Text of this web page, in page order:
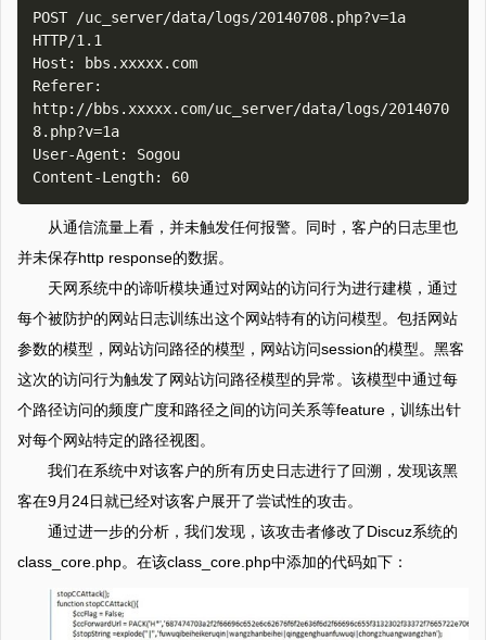
POST /uc_server/data/logs/20140708.php?v=1a
HTTP/1.1
Host: bbs.xxxxx.com
Referer:
http://bbs.xxxxx.com/uc_server/data/logs/2014070
8.php?v=1a
User-Agent: Sogou
从通信流量上看，并未触发任何报警。同时，客户的日志里也
并未保存http response的数据。
天网系统中的谛听模块通过对网站的访问行为进行建模，通过
每个被防护的网站日志训练出这个网站特有的访问模型。包括网站
参数的模型，网站访问路径的模型，网站访问session的模型。黑客
这次的访问行为触发了网站访问路径模型的异常。该模型中通过每
个路径访问的频度广度和路径之间的访问关系等feature，训练出针
对每个网站特定的路径视图。
我们在系统中对该客户的所有历史日志进行了回溯，发现该黑
客在9月24日就已经对该客户展开了尝试性的攻击。
通过进一步的分析，我们发现，该攻击者修改了Discuz系统的
class_core.php。在该class_core.php中添加的代码如下：